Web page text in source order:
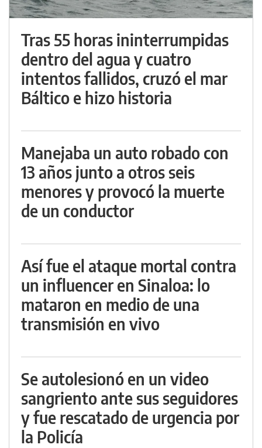
Tras 55 horas ininterrumpidas
dentro del agua y cuatro
intentos fallidos, cruzó el mar
Báltico e hizo historia
Manejaba un auto robado con
13 años junto a otros seis
menores y provocó la muerte
de un conductor
Así fue el ataque mortal contra
un influencer en Sinaloa: lo
mataron en medio de una
transmisión en vivo
Se autolesionó en un video
sangriento ante sus seguidores
y fue rescatado de urgencia por
la Policía